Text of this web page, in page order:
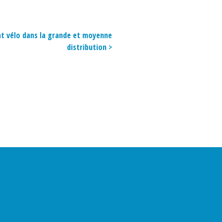
vélo dans la grande et moyenne
distribution >